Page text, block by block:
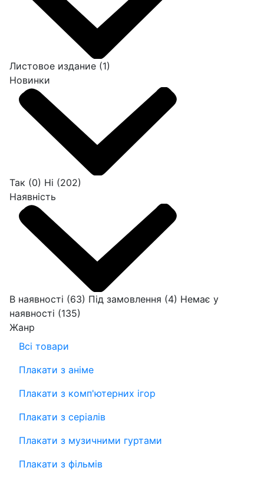
Листовое издание (1)
Новинки
Так (0) Ні (202)
Наявність
В наявності (63) Під замовлення (4) Немає у
наявності (135)
Жанр
Всі товари
Плакати з аніме
Плакати з комп'ютерних ігор
Плакати з серіалів
Плакати з музичними гуртами
Плакати з фільмів